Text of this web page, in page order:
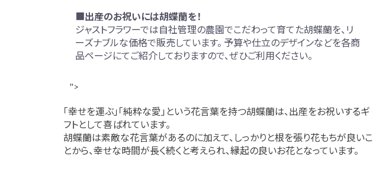
出産のお祝いには胡蝶蘭を！
ジャストフラワーでは自社管理の農園でこだわって育てた胡蝶蘭を、リ
ーズナブルな価格で販売しています。 予算や仕立のデザインなどを各商
品ページにてご紹介しておりますので、ぜひご利用ください。
">
「幸せを運ぶ」「純粋な愛」という花言葉を持つ胡蝶蘭は、出産をお祝いするギ
フトとして喜ばれています。
胡蝶蘭は素敵な花言葉があるのに加えて、しっかりと根を張り花もちが良いこ
とから、幸せな時間が長く続くと考えられ、縁起の良いお花となっています。